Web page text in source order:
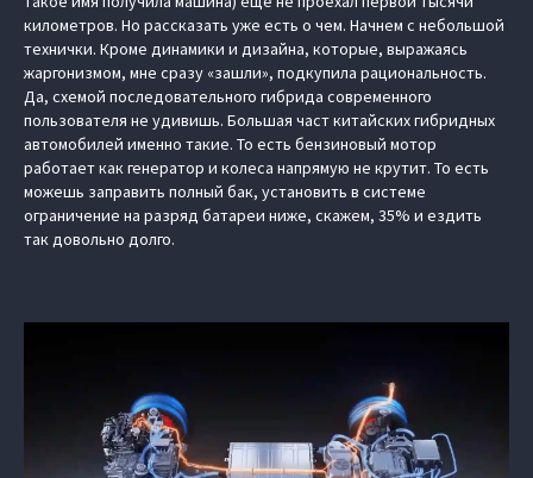
километров. Но рассказать уже есть о чем. Начнем с небольшой
технички. Кроме динамики и дизайна, которые, выражаясь
жаргонизмом, мне сразу «зашли», подкупила рациональность.
Да, схемой последовательного гибрида современного
пользователя не удивишь. Большая част китайских гибридных
автомобилей именно такие. То есть бензиновый мотор
работает как генератор и колеса напрямую не крутит. То есть
можешь заправить полный бак, установить в системе
ограничение на разряд батареи ниже, скажем, 35% и ездить
так довольно долго.